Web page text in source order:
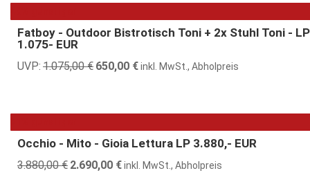
Fatboy - Outdoor Bistrotisch Toni + 2x Stuhl Toni - LP
1.075- EUR
UVP: 1.075,00€ Ursprünglicher
1.075,00 €
650,00 €Aktueller
650,00 €.
inkl. MwSt., Abholpreis
Occhio - Mito - Gioia Lettura LP 3.880,- EUR
3.880,00€ Ursprünglicher
2.690,00 €Aktueller
inkl. MwSt., Abholpreis